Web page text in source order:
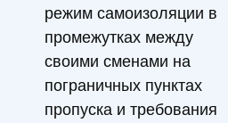
режим самоизоляции в
промежутках между
своими сменами на
пограничных пунктах
пропуска и требования